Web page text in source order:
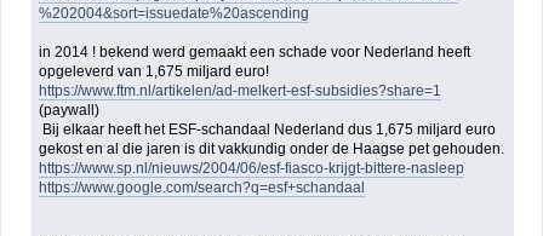
%202004&sort=issuedate%20ascending
in 2014 ! bekend werd gemaakt een schade voor Nederland heeft
opgeleverd van 1,675 miljard euro!
https://www.ftm.nl/artikelen/ad-melkert-esf-subsidies?share=1
(paywall)
Bij elkaar heeft het ESF-schandaal Nederland dus 1,675 miljard euro
gekost en al die jaren is dit vakkundig onder de Haagse pet gehouden.
https://www.sp.nl/nieuws/2004/06/esf-fiasco-krijgt-bittere-nasleep
https://www.google.com/search?q=esf+schandaal